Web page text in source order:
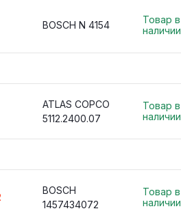
BOSCH N 4154
Товар в
наличии
ATLAS COPCO
5112.2400.07
Товар в
наличии
BOSCH
1457434072
Товар в
наличии